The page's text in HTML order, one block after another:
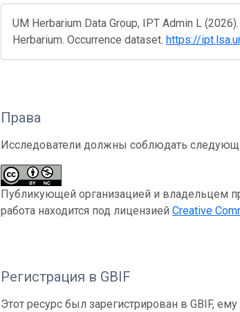
UM Herbarium Data Group, IPT Admin L
Herbarium. Occurrence dataset. https://
Права
Исследователи должны соблюдать
Публикующей организацией и владельцем
работа находится под лицензиейCreative
Регистрация в GBIF
Этот ресурс был зарегистрирован в GBIF,